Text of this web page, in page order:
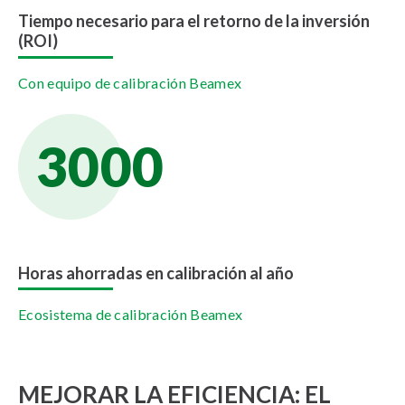
Tiempo necesario para el retorno de la inversión
(ROI)
Con equipo de calibración Beamex
3000
Horas ahorradas en calibración al año
Ecosistema de calibración Beamex
MEJORAR LA EFICIENCIA: EL